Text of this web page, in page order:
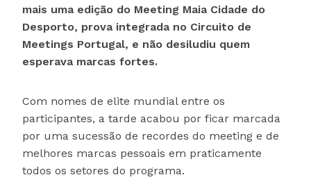
mais uma edição do Meeting Maia Cidade do
Desporto, prova integrada no Circuito de
Meetings Portugal, e não desiludiu quem
esperava marcas fortes.
Com nomes de elite mundial entre os
participantes, a tarde acabou por ficar marcada
por uma sucessão de recordes do meeting e de
melhores marcas pessoais em praticamente
todos os setores do programa.